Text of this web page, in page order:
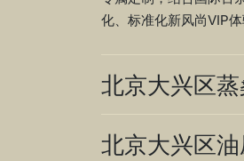
化、标准化新风尚VIP
北京大兴区
北京大兴区